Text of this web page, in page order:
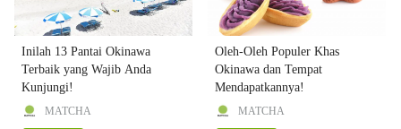
Inilah 13 Pantai Okinawa
Terbaik yang Wajib Anda
Kunjungi!
MATCHA
Oleh-Oleh Populer Khas
Okinawa dan Tempat
Mendapatkannya!
MATCHA